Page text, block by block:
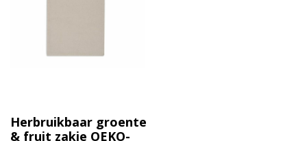
Herbruikbaar groente
& fruit zakje OEKO-